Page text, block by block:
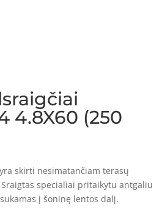
4.8X60 (250
skirti nesimatančiam terasų
specialiai pritaikytu antgaliu
į šoninę lentos dalį.